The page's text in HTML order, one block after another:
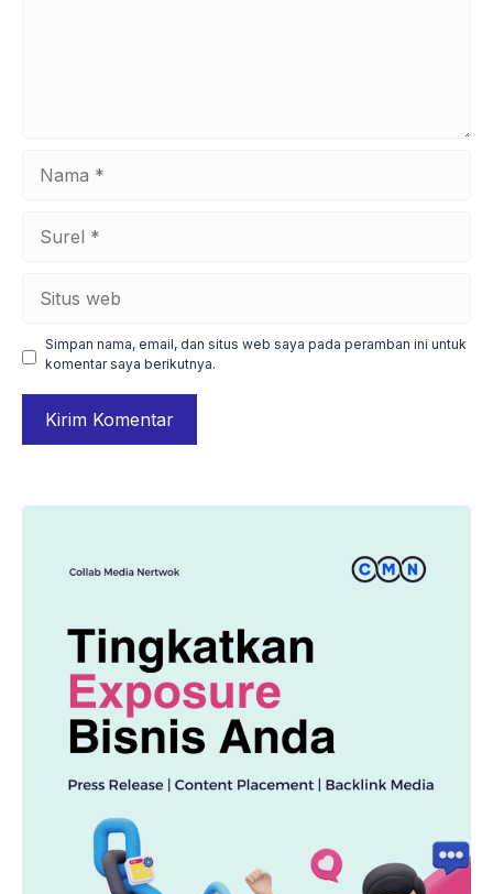
web
Simpan nama, email, dan situs web saya pada peramban ini untuk
komentar saya berikutnya.